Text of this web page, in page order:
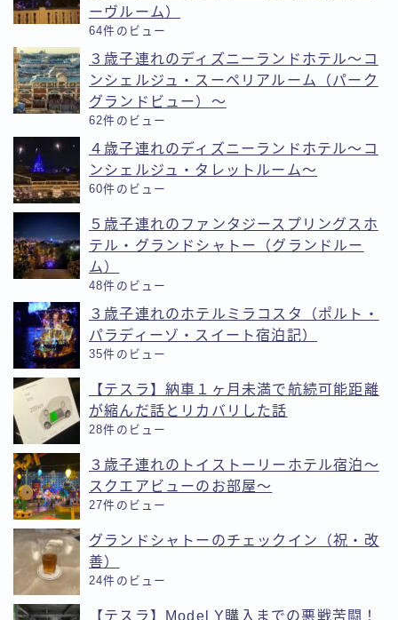
ーヴルーム）
64件のビュー
３歳子連れのディズニーランドホテル〜コ
ンシェルジュ・スーペリアルーム（パーク
グランドビュー）〜
62件のビュー
４歳子連れのディズニーランドホテル〜コ
ンシェルジュ・タレットルーム〜
60件のビュー
５歳子連れのファンタジースプリングスホ
テル・グランドシャトー（グランドルー
ム）
48件のビュー
３歳子連れのホテルミラコスタ（ポルト・
パラディーゾ・スイート宿泊記）
35件のビュー
【テスラ】納車１ヶ月未満で航続可能距離
が縮んだ話とリカバリした話
28件のビュー
３歳子連れのトイストーリーホテル宿泊〜
スクエアビューのお部屋〜
27件のビュー
グランドシャトーのチェックイン（祝・改
善）
24件のビュー
【テスラ】Model Y購入までの悪戦苦闘！